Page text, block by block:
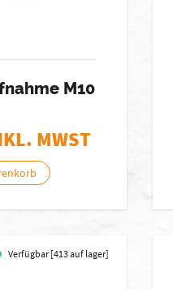
M10
MWST
Verfügbar [413 auf lager]